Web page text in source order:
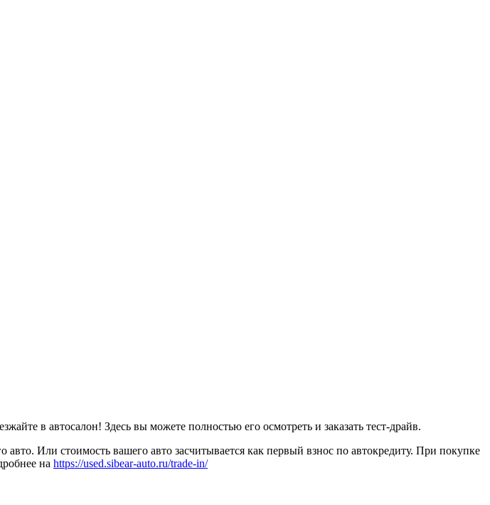
в автосалон! Здесь вы можете полностью его осмотреть и заказать тест-драйв.
Или стоимость вашего авто засчитывается как первый взнос по автокредиту. При покупке
на https://used.sibear-auto.ru/trade-in/